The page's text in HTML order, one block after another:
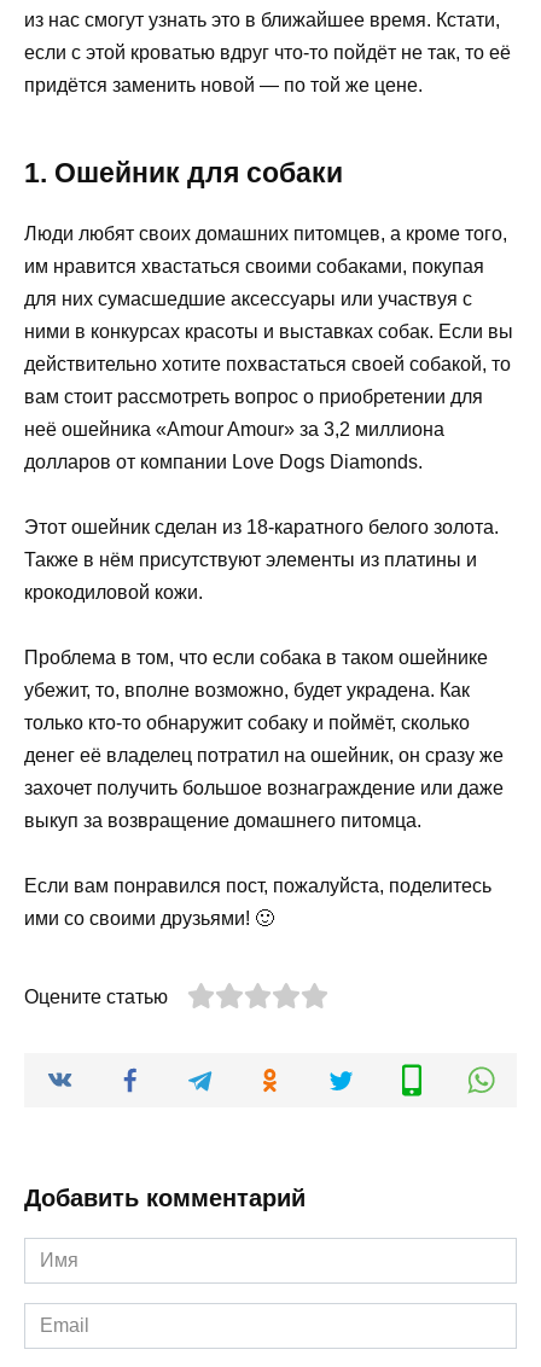
из нас смогут узнать это в ближайшее время. Кстати,
если с этой кроватью вдруг что-то пойдёт не так, то её
придётся заменить новой — по той же цене.
1. Ошейник для собаки
Люди любят своих домашних питомцев, а кроме того,
им нравится хвастаться своими собаками, покупая
для них сумасшедшие аксессуары или участвуя с
ними в конкурсах красоты и выставках собак. Если вы
действительно хотите похвастаться своей собакой, то
вам стоит рассмотреть вопрос о приобретении для
неё ошейника «Amour Amour» за 3,2 миллиона
долларов от компании Love Dogs Diamonds.
Этот ошейник сделан из 18-каратного белого золота.
Также в нём присутствуют элементы из платины и
крокодиловой кожи.
Проблема в том, что если собака в таком ошейнике
убежит, то, вполне возможно, будет украдена. Как
только кто-то обнаружит собаку и поймёт, сколько
денег её владелец потратил на ошейник, он сразу же
захочет получить большое вознаграждение или даже
выкуп за возвращение домашнего питомца.
Если вам понравился пост, пожалуйста, поделитесь
ими со своими друзьями! 🙂
Оцените статью
Добавить комментарий
Имя
*
Email
*